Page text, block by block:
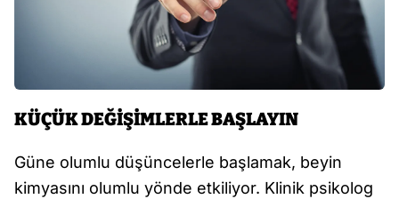
KÜÇÜK DEĞİŞİMLERLE BAŞLAYIN
Güne olumlu düşüncelerle başlamak, beyin
kimyasını olumlu yönde etkiliyor. Klinik psikolog